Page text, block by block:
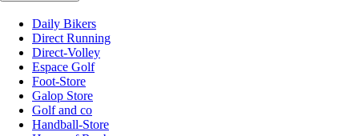
Daily Bikers
Direct Running
Direct-Volley
Espace Golf
Foot-Store
Galop Store
Golf and co
Handball-Store